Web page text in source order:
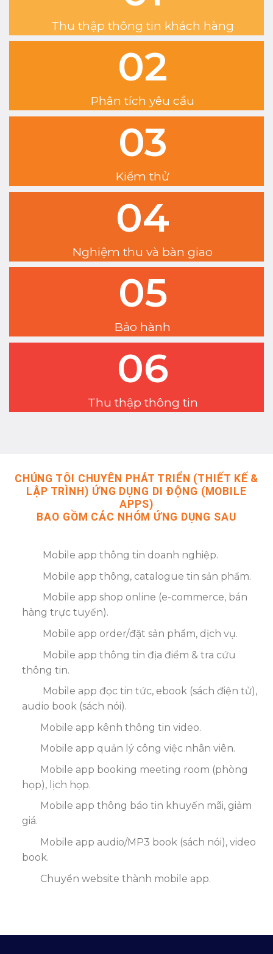
Thu thập thông tin khách hàng
02
Phân tích yêu cầu
03
Kiểm thử
04
Nghiệm thu và bàn giao
05
Bảo hành
06
Thu thập thông tin
CHÚNG TÔI CHUYÊN PHÁT TRIỂN (THIẾT KẾ &
LẬP TRÌNH) ỨNG DỤNG DI ĐỘNG (MOBILE
APPS)
BAO GỒM CÁC NHÓM ỨNG DỤNG SAU
Mobile app thông tin doanh nghiệp.
Mobile app thông, catalogue tin sản phẩm.
Mobile app shop online (e-commerce, bán
hàng trực tuyến).
Mobile app order/đặt sản phẩm, dịch vụ.
Mobile app thông tin địa điểm & tra cứu
thông tin.
Mobile app đọc tin tức, ebook (sách điện tử),
audio book (sách nói).
Mobile app kênh thông tin video.
Mobile app quản lý công việc nhân viên.
Mobile app booking meeting room (phòng
họp), lịch họp.
Mobile app thông báo tin khuyến mãi, giảm
giá.
Mobile app audio/MP3 book (sách nói), video
book.
Chuyển website thành mobile app.